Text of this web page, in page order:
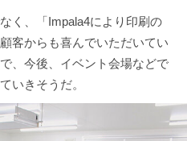
く、「Impala4により印刷の
客からも喜んでいただいてい
、今後、イベント会場などで
いきそうだ。